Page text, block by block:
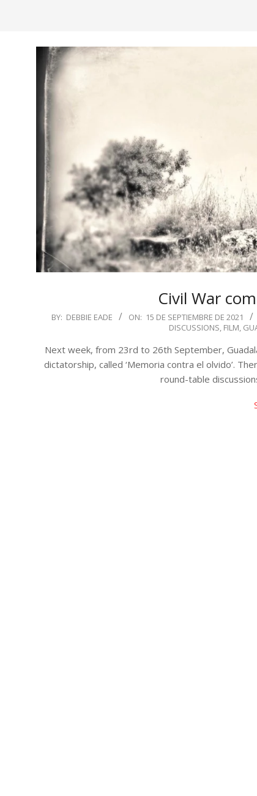
Civil War
2021-
15
BY: DEBBIE EADE ON: 15 DE SEPTIEMBRE DE 2021
DISCUSSIONS, FILM,
Next week, from 23rd to 26th September,
dictatorship, called ‘Memoria contra el olvido’.
round-table